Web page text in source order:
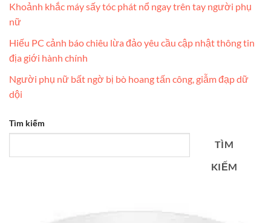
Khoảnh khắc máy sấy tóc phát nổ ngay trên tay người phụ
nữ
Hiếu PC cảnh báo chiêu lừa đảo yêu cầu cập nhật thông tin
địa giới hành chính
Người phụ nữ bất ngờ bị bò hoang tấn công, giẫm đạp dữ
dội
Tìm kiếm
TÌM
KIẾM